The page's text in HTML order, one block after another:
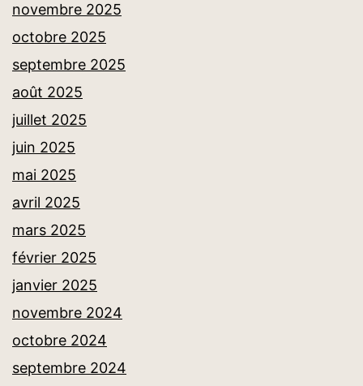
novembre 2025
octobre 2025
septembre 2025
août 2025
juillet 2025
juin 2025
mai 2025
avril 2025
mars 2025
février 2025
janvier 2025
novembre 2024
octobre 2024
septembre 2024